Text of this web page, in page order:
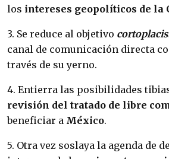
los intereses geopolíticos de la
3. Se reduce al objetivo
canal de comunicación directa
través de su yerno.
4. Entierra las posibilidades
revisión del tratado de libre
beneficiar a México.
5. Otra vez soslaya la agenda de